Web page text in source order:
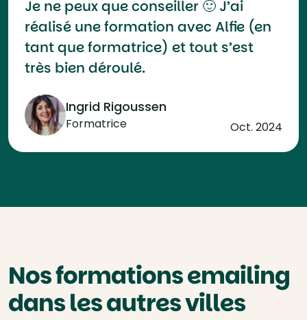
Je ne peux que conseiller 🙂 J’ai
réalisé une formation avec Alfie (en
tant que formatrice) et tout s’est
très bien déroulé.
Ingrid Rigoussen
Formatrice Oct. 2024
Nos formations emailing
dans les autres villes